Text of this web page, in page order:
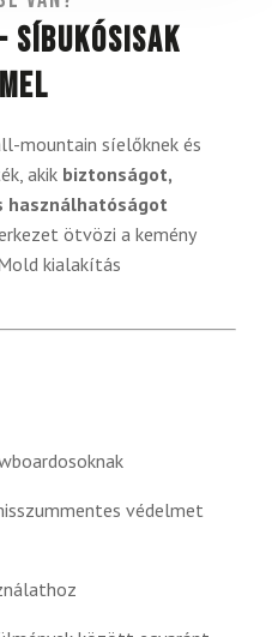
síbukósisak
mountain síelőknek és
akik biztonságot,
használhatóságot
ötvözi a kemény
kialakítás
védelmet